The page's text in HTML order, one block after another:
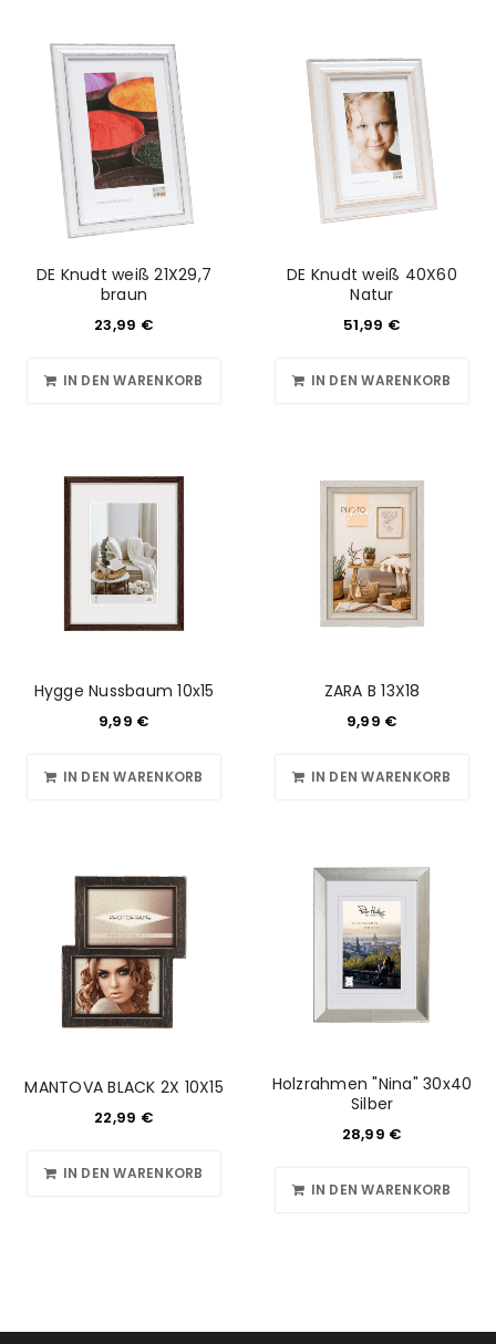
DE Knudt weiß 21X29,7
braun
23,99 €
IN DEN WARENKORB
DE Knudt weiß 40X60
Natur
51,99 €
IN DEN WARENKORB
Hygge Nussbaum 10x15
9,99 €
IN DEN WARENKORB
ZARA B 13X18
9,99 €
IN DEN WARENKORB
MANTOVA BLACK 2X 10X15
22,99 €
IN DEN WARENKORB
Holzrahmen "Nina" 30x40
Silber
28,99 €
IN DEN WARENKORB